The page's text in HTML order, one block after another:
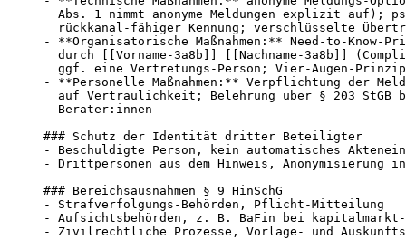
Abs. 1 nimmt anonyme Meldungen explizit auf);
rückkanal-fähiger Kennung; verschlüsselte
- **Organisatorische Maßnahmen:** Need-to-
durch [[Vorname-3a8b]] [[Nachname-3a8b]]
ggf. eine Vertretungs-Person; Vier-Augen-
- **Personelle Maßnahmen:** Verpflichtung der
auf Vertraulichkeit; Belehrung über § 203 StGB
  Berater:innen
### Schutz der Identität dritter Beteiligter
- Beschuldigte Person, kein automatisches
- Drittpersonen aus dem Hinweis, Anonymisierung in
### Bereichsausnahmen § 9 HinSchG
- Strafverfolgungs-Behörden, Pflicht-Mitteilung
- Aufsichtsbehörden, z. B. BaFin bei
- Zivilrechtliche Prozesse, Vorlage- und Auskunfts-